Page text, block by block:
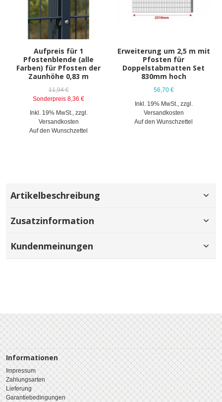
Aufpreis für 1
Pfostenblende (alle
Farben) für Pfosten der
Zaunhöhe 0,83 m
11,94 €
Sonderpreis 8,36 €
Inkl. 19% MwSt.,zzgl.
Versandkosten
Auf den Wunschzettel
Erweiterung um 2,5 m mit
Pfosten für
Doppelstabmatten Set
830mm hoch
56,70 €
Inkl. 19% MwSt.,zzgl.
Versandkosten
Auf den Wunschzettel
Artikelbeschreibung
Zusatzinformation
Kundenmeinungen
Informationen
Impressum
Zahlungsarten
Lieferung
Garantiebedingungen